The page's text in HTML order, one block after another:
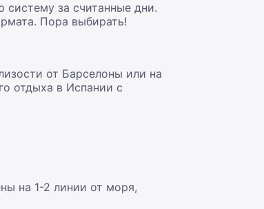
систему за считанные дни.
Пора выбирать!
от Барселоны или на
отдыха в Испании с
на 1-2 линии от моря,